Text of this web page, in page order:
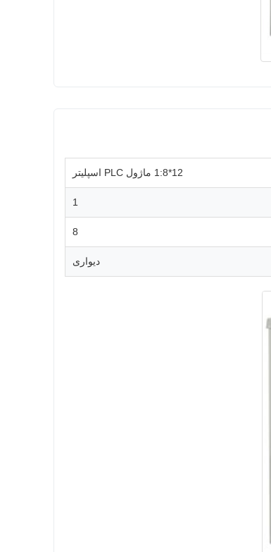
12*1:8 ماژول PLC اسپلیتر
1
8
دیواری